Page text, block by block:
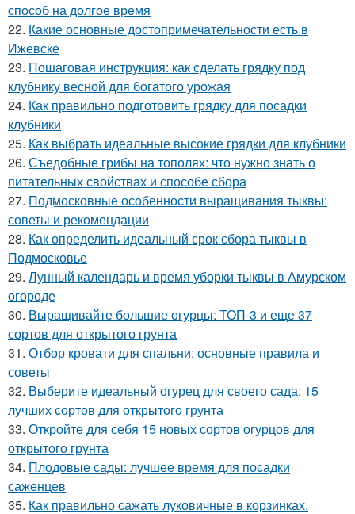
способ на долгое время
22. Какие основные достопримечательности есть в
Ижевске
23. Пошаговая инструкция: как сделать грядку под
клубнику весной для богатого урожая
24. Как правильно подготовить грядку для посадки
клубники
25. Как выбрать идеальные высокие грядки для клубники
26. Съедобные грибы на тополях: что нужно знать о
питательных свойствах и способе сбора
27. Подмосковные особенности выращивания тыквы:
советы и рекомендации
28. Как определить идеальный срок сбора тыквы в
Подмосковье
29. Лунный календарь и время уборки тыквы в Амурском
огороде
30. Выращивайте большие огурцы: ТОП-3 и еще 37
сортов для открытого грунта
31. Отбор кровати для спальни: основные правила и
советы
32. Выберите идеальный огурец для своего сада: 15
лучших сортов для открытого грунта
33. Откройте для себя 15 новых сортов огурцов для
открытого грунта
34. Плодовые сады: лучшее время для посадки
саженцев
35. Как правильно сажать луковичные в корзинках.